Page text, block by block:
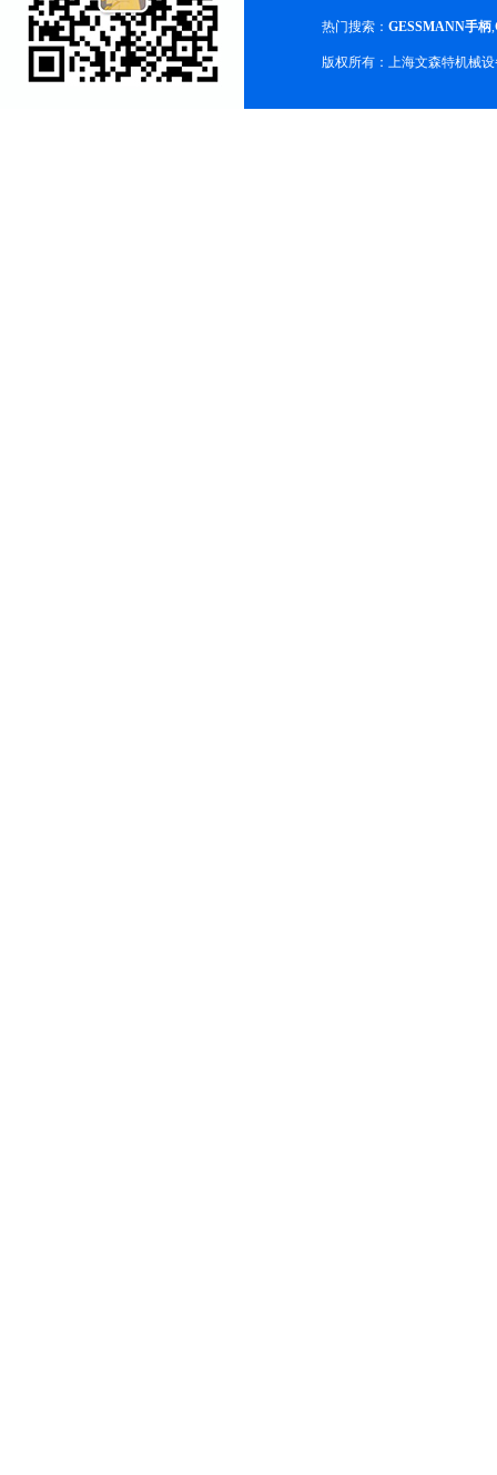
热门搜索： GESSMANN手柄,
版权所有：上海文森特机械